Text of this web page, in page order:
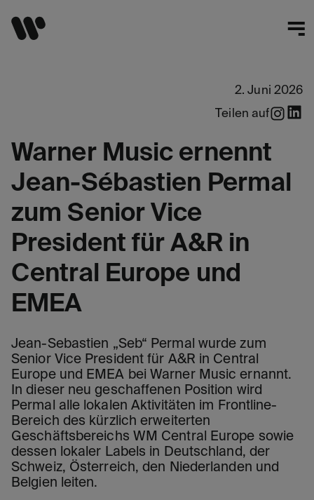
2. Juni 2026
Teilen auf
Warner Music ernennt
Jean-Sébastien Permal
zum Senior Vice
President für A&R in
Central Europe und
EMEA
Jean-Sebastien „Seb“ Permal wurde zum
Senior Vice President für A&R in Central
Europe und EMEA bei Warner Music ernannt.
In dieser neu geschaffenen Position wird
Permal alle lokalen Aktivitäten im Frontline-
Bereich des kürzlich erweiterten
Geschäftsbereichs WM Central Europe sowie
dessen lokaler Labels in Deutschland, der
Schweiz, Österreich, den Niederlanden und
Belgien leiten.